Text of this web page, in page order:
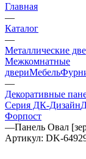
Главная
—
Каталог
—
Металлические
Межкомнатные
двериМебель
—
Декоративные
Серия ДК-Дизайн
Форпост
—Панель Овал
Артикул: DK-